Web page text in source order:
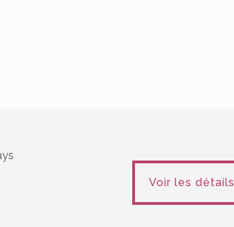
Voir les détails